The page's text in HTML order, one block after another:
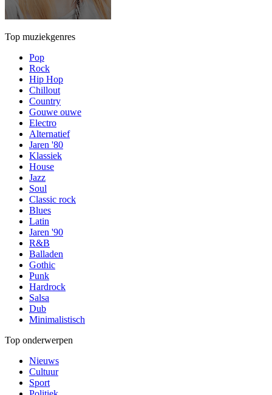
Top muziekgenres
Pop
Rock
Hip Hop
Chillout
Country
Gouwe ouwe
Electro
Alternatief
Jaren '80
Klassiek
House
Jazz
Soul
Classic rock
Blues
Latin
Jaren '90
R&B
Balladen
Gothic
Punk
Hardrock
Salsa
Dub
Minimalistisch
Top onderwerpen
Nieuws
Cultuur
Sport